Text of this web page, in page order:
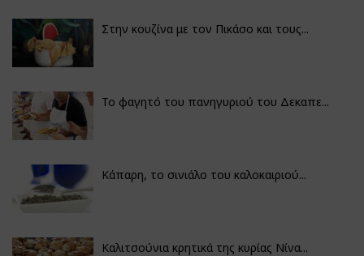
Στην κουζίνα με τον Πικάσο και τους...
Το φαγητό του πανηγυριού του Δεκαπε...
Κάπαρη, το σινιάλο του καλοκαιριού...
Καλιτσούνια κρητικά της κυρίας Νίνα...